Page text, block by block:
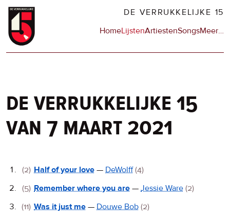
Overslaan
naar
DE VERRUKKELIJKE 15
Hoofdnavigatie
HomeLijstenArtiestenSongsMeerop
…
de verrukkelijke 15
van 7 maart 2021
De
Verrukkelijke
15
(2) Half of your love — DeWolff (4)
(5) Remember where you are — Jessie Ware (2)
(11) Was it just me — Douwe Bob (2)